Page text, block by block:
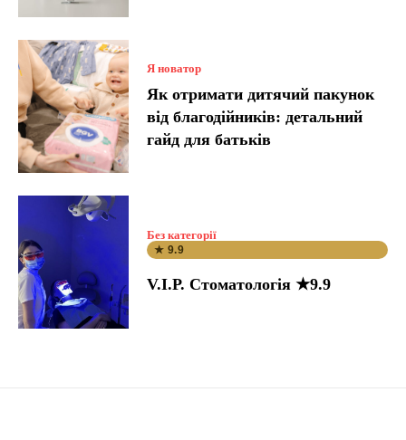
Я новатор
Як отримати дитячий пакунок
від благодійників: детальний
гайд для батьків
Без категорії
★ 9.9
V.I.P. Стоматологія ★9.9